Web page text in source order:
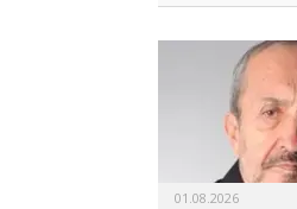
01.08.2026